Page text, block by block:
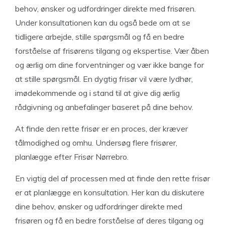
behov, ønsker og udfordringer direkte med frisøren.
Under konsultationen kan du også bede om at se
tidligere arbejde, stille spørgsmål og få en bedre
forståelse af frisørens tilgang og ekspertise. Vær åben
og ærlig om dine forventninger og vær ikke bange for
at stille spørgsmål. En dygtig frisør vil være lydhør,
imødekommende og i stand til at give dig ærlig
rådgivning og anbefalinger baseret på dine behov.
At finde den rette frisør er en proces, der kræver
tålmodighed og omhu. Undersøg flere frisører,
planlægge efter Frisør Nørrebro.
En vigtig del af processen med at finde den rette frisør
er at planlægge en konsultation. Her kan du diskutere
dine behov, ønsker og udfordringer direkte med
frisøren og få en bedre forståelse af deres tilgang og